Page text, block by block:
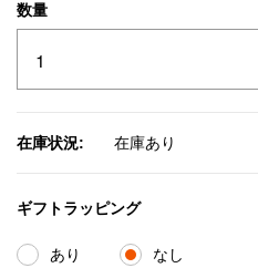
数量
在庫状況: 在庫あり
ギフトラッピング
あり なし